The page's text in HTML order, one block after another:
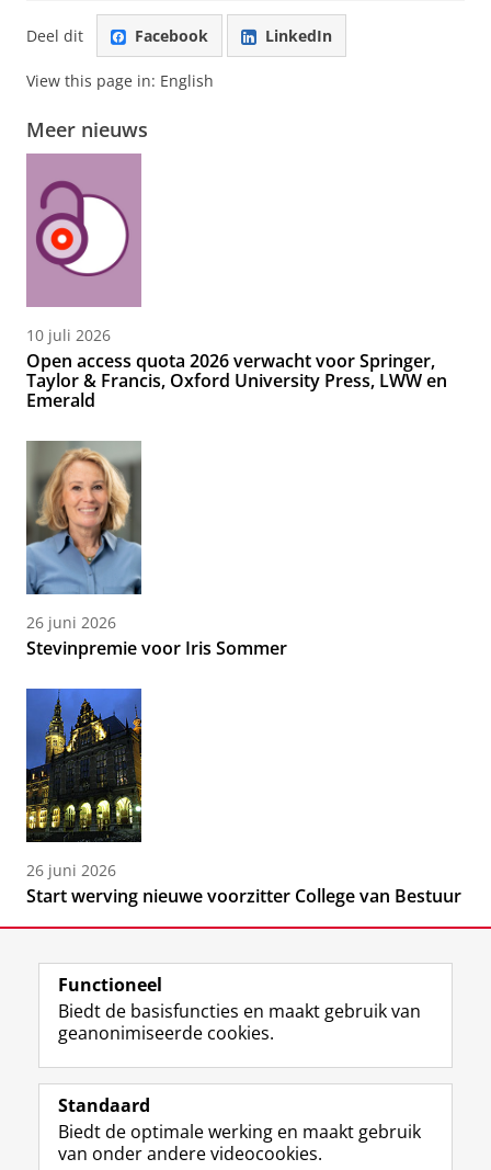
Deel dit Facebook LinkedIn
View this page in: English
Meer nieuws
10 juli 2026
Open access quota 2026 verwacht voor Springer,
Taylor & Francis, Oxford University Press, LWW en
Emerald
26 juni 2026
Stevinpremie voor Iris Sommer
26 juni 2026
Start werving nieuwe voorzitter College van Bestuur
Volg de RUG
F
a
e
b
L
i
k
e
R
S
-
f
I
n
t
Y
o
T
Studiekiezers
Functioneel
Biedt de basisfuncties en maakt gebruik van
geanonimiseerde cookies.
Standaard
Biedt de optimale werking en maakt gebruik
van onder andere videocookies.